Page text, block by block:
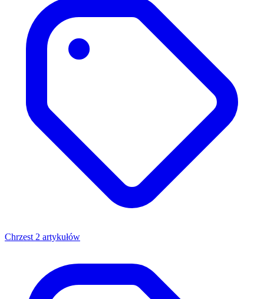
Chrzest 2 artykułów